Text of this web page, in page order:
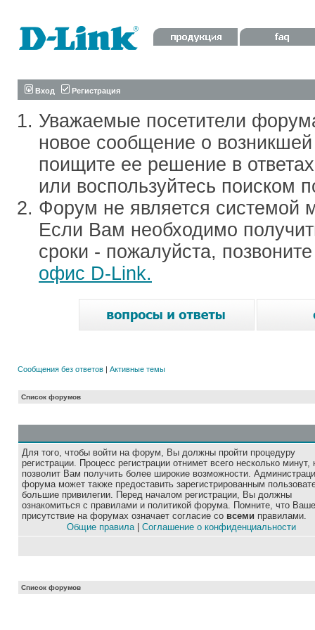
Вход Регистрация
Уважаемые посетители
новое сообщение о
поищите ее решение в
или воспользуйтесь поиском
Форум не является системой
Если Вам необходимо
сроки - пожалуйста,
офис D-Link.
Сообщения без ответов | Активные темы
Список форумов
Для того, чтобы войти на форум, Вы должны пройти процедуру
регистрации. Процесс регистрации отнимет всего несколько минут,
позволит Вам получить более широкие возможности.
форума может также предоставить зарегистрированным
большие привилегии. Перед началом регистрации, Вы должны
ознакомиться с правилами и политикой форума. Помните, что Ваше
присутствие на форумах означает согласие со всеми правилами.
Общие правила| Соглашение о конфиденциальности
Список форумов